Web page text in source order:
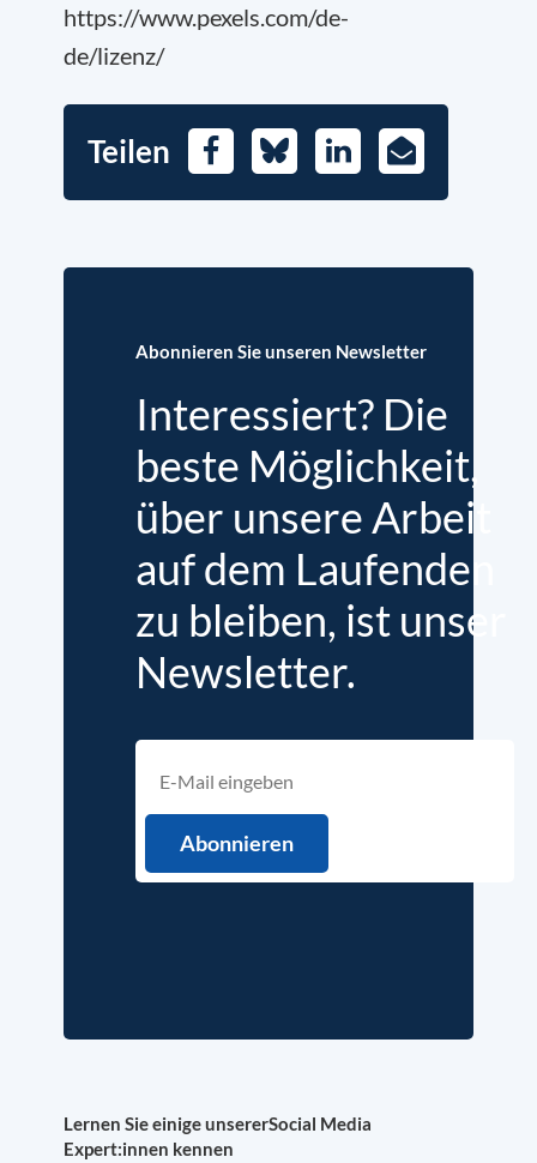
https://www.pexels.com/de-
de/lizenz/
Teilen FacebookBlueskyLinkedIn
E-
Mail
Abonnieren Sie unseren Newsletter
Interessiert? Die
beste Möglichkeit,
über unsere Arbeit
auf dem Laufenden
zu bleiben, ist unser
Newsletter.
Lernen Sie einige unserer
Expert:innen kennen
Social Media